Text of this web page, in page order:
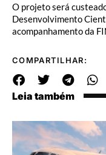
O projeto será
Desenvolvimento
acompanhamento da
COMPARTILHAR:
Leia também